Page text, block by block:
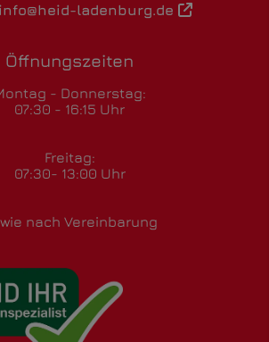
info@heid-ladenburg.de
Öffnungszeiten
- Donnerstag:
07:30 - 16:15 Uhr
Freitag:
07:30- 13:00 Uhr
nach Vereinbarung